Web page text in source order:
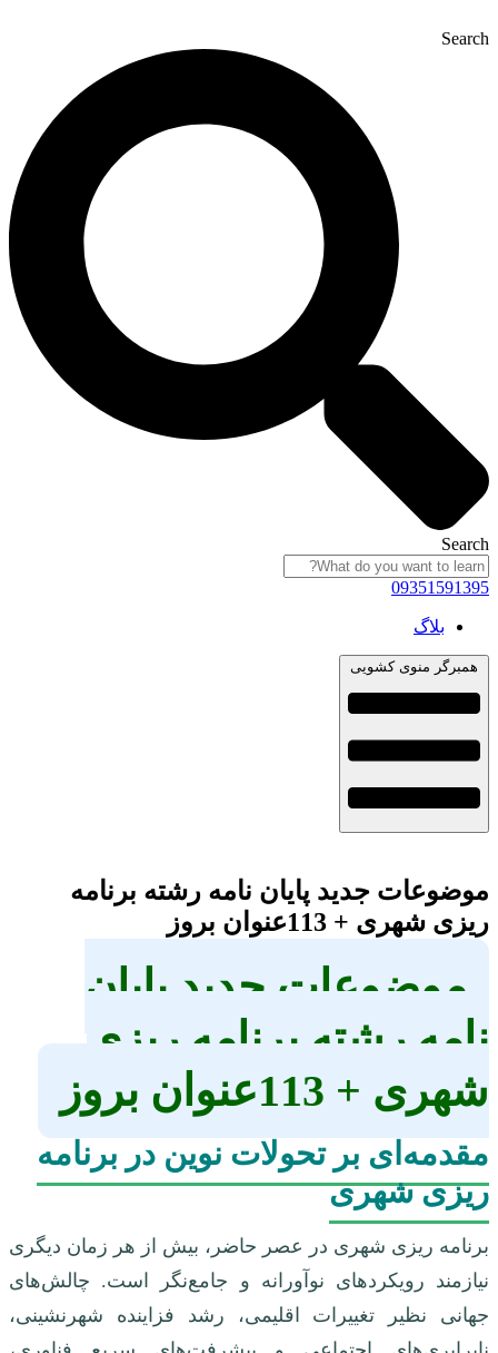
Search
Search
09351591395
بلاگ
همبرگر منوی کشویی
موضوعات جدید پایان نامه رشته برنامه
ریزی شهری + 113عنوان بروز
موضوعات جدید پایان
نامه رشته برنامه ریزی
شهری + 113عنوان بروز
مقدمه‌ای بر تحولات نوین در برنامه
ریزی شهری
برنامه ریزی شهری در عصر حاضر، بیش از هر زمان دیگری
نیازمند رویکردهای نوآورانه و جامع‌نگر است. چالش‌های
جهانی نظیر تغییرات اقلیمی، رشد فزاینده شهرنشینی،